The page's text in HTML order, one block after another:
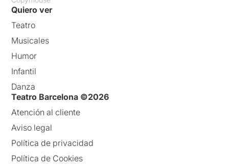
Quiero ver
Teatro
Musicales
Humor
Infantil
Danza
Teatro Barcelona ©2026
Atención al cliente
Aviso legal
Política de privacidad
Política de Cookies